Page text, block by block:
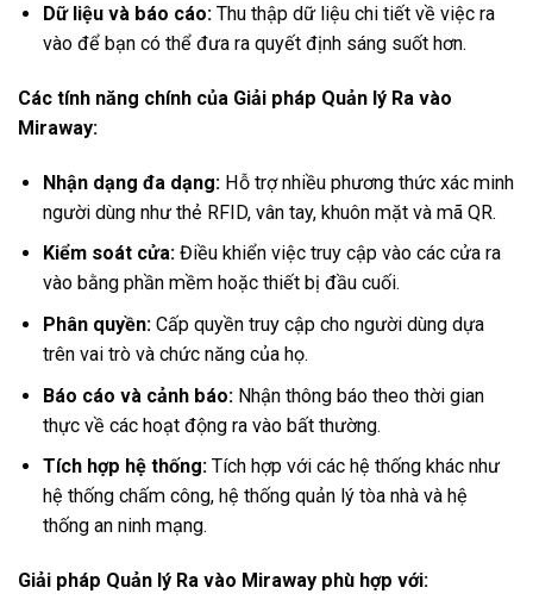
Dữ liệu và báo cáo: Thu thập dữ liệu chi tiết về việc ra
vào để bạn có thể đưa ra quyết định sáng suốt hơn.
Các tính năng chính của Giải pháp Quản lý Ra vào
Miraway:
Nhận dạng đa dạng: Hỗ trợ nhiều phương thức xác minh
người dùng như thẻ RFID, vân tay, khuôn mặt và mã QR.
Kiểm soát cửa: Điều khiển việc truy cập vào các cửa ra
vào bằng phần mềm hoặc thiết bị đầu cuối.
Phân quyền: Cấp quyền truy cập cho người dùng dựa
trên vai trò và chức năng của họ.
Báo cáo và cảnh báo: Nhận thông báo theo thời gian
thực về các hoạt động ra vào bất thường.
Tích hợp hệ thống: Tích hợp với các hệ thống khác như
hệ thống chấm công, hệ thống quản lý tòa nhà và hệ
thống an ninh mạng.
Giải pháp Quản lý Ra vào Miraway phù hợp với: